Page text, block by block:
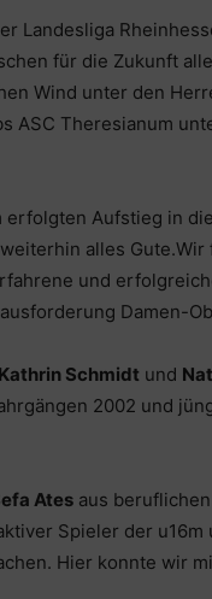
Landesliga
für die Zukunft
Wind unter den
ASC Theresianum
Aufstieg in
alles Gute.Wir
und
Damen-
Schmidt und
2002 und
Ates aus
Spieler der u16m
Hier konnte wir